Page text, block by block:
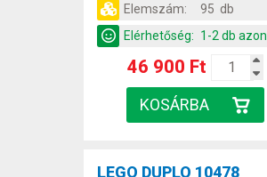
Elemszám:
95 db
Elérhetőség: 1-2 db
46 900 Ft
LEGO DUPLO 10478